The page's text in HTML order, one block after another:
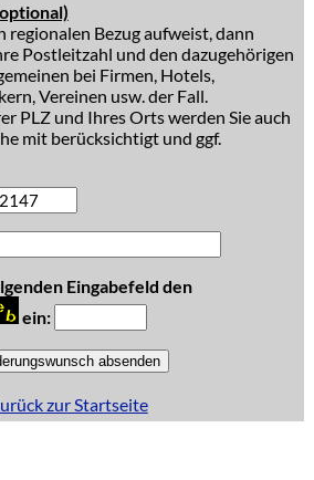
regionalen Bezug aufweist, dann
Postleitzahl und den dazugehörigen
bei Firmen, Hotels,
Vereinen usw. der Fall.
PLZ und Ihres Orts werden Sie auch
mit berücksichtigt und ggf.
Eingabefeld den
ein:
zur Startseite